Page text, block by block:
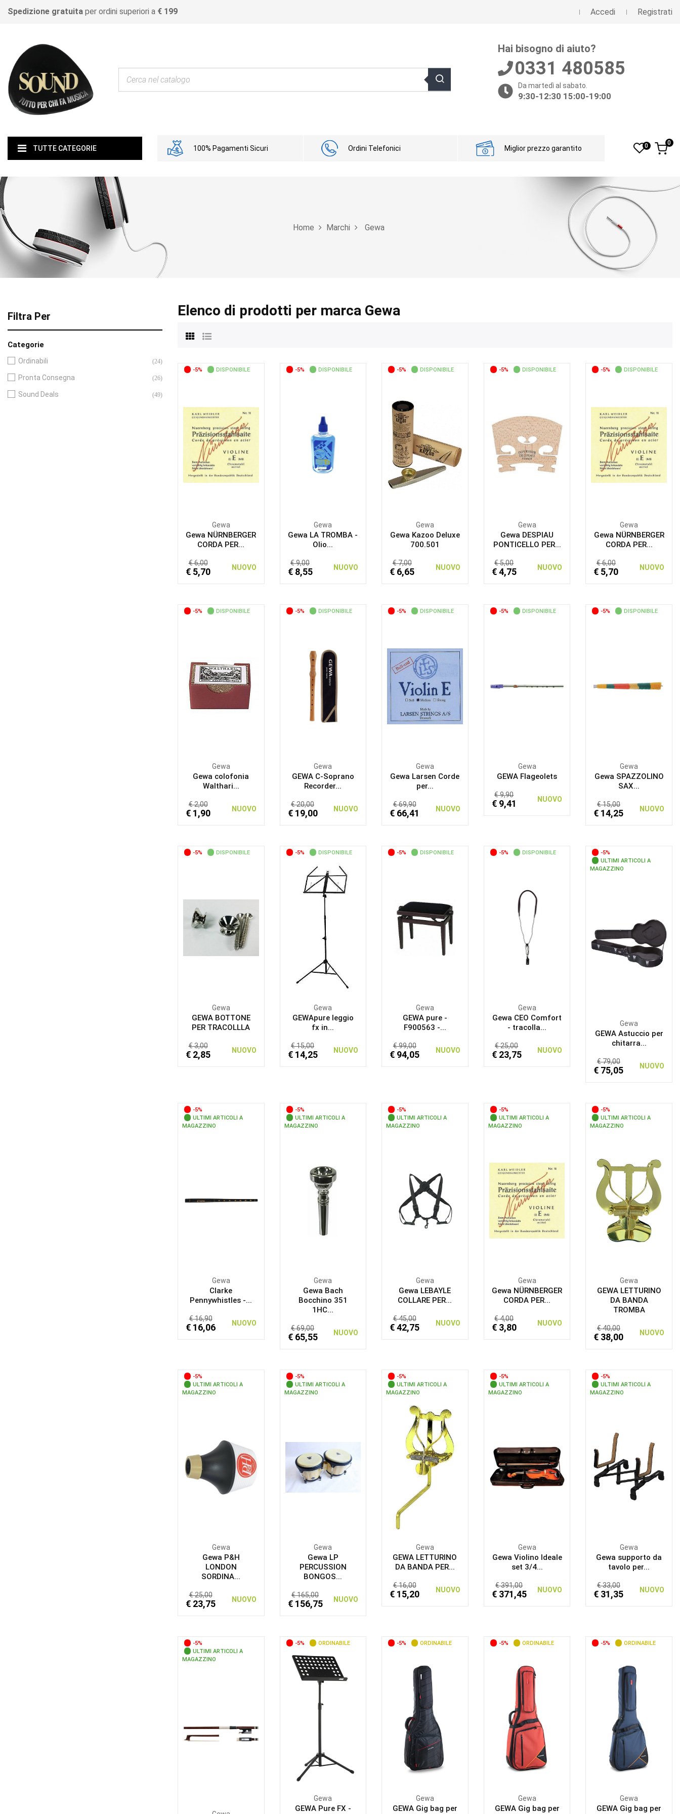
Spedizione gratuita per ordini superiori a € 199 Accedi Registrati
Hai bisogno di aiuto?
0331 480585
Da martedì al sabato.
9:30-12:30 15:00-19:00
TUTTE CATEGORIE 100% Pagamenti Sicuri Ordini Telefonici Miglior prezzo garantito 0 0
Home Marchi Gewa
Filtra Per
Categorie
Ordinabili (24)
Pronta Consegna (26)
Sound Deals (49)
Elenco di prodotti per marca Gewa
-5% DISPONIBILE
Gewa
Gewa NÜRNBERGER
CORDA PER...
€ 6,00
€ 5,70 NUOVO
-5% DISPONIBILE
Gewa
Gewa LA TROMBA -
Olio...
€ 9,00
€ 8,55 NUOVO
-5% DISPONIBILE
Gewa
Gewa Kazoo Deluxe
700.501
€ 7,00
€ 6,65 NUOVO
-5% DISPONIBILE
Gewa
Gewa DESPIAU
PONTICELLO PER...
€ 5,00
€ 4,75 NUOVO
-5% DISPONIBILE
Gewa
Gewa NÜRNBERGER
CORDA PER...
€ 6,00
€ 5,70 NUOVO
-5% DISPONIBILE
Gewa
Gewa colofonia
Walthari...
€ 2,00
€ 1,90 NUOVO
-5% DISPONIBILE
Gewa
GEWA C-Soprano
Recorder...
€ 20,00
€ 19,00 NUOVO
-5% DISPONIBILE
Gewa
Gewa Larsen Corde
per...
€ 69,90
€ 66,41 NUOVO
-5% DISPONIBILE
Gewa
GEWA Flageolets
€ 9,90
€ 9,41 NUOVO
-5% DISPONIBILE
Gewa
Gewa SPAZZOLINO
SAX...
€ 15,00
€ 14,25 NUOVO
-5% DISPONIBILE
Gewa
GEWA BOTTONE
PER TRACOLLLA
€ 3,00
€ 2,85 NUOVO
-5% DISPONIBILE
Gewa
GEWApure leggio
fx in...
€ 15,00
€ 14,25 NUOVO
-5% DISPONIBILE
Gewa
GEWA pure -
F900563 -...
€ 99,00
€ 94,05 NUOVO
-5% DISPONIBILE
Gewa
Gewa CEO Comfort
- tracolla...
€ 25,00
€ 23,75 NUOVO
-5%
ULTIMI ARTICOLI A
MAGAZZINO
Gewa
GEWA Astuccio per
chitarra...
€ 79,00
€ 75,05 NUOVO
-5%
ULTIMI ARTICOLI A
MAGAZZINO
Gewa
Clarke
Pennywhistles -...
€ 16,90
€ 16,06 NUOVO
-5%
ULTIMI ARTICOLI A
MAGAZZINO
Gewa
Gewa Bach
Bocchino 351
1HC...
€ 69,00
€ 65,55 NUOVO
-5%
ULTIMI ARTICOLI A
MAGAZZINO
Gewa
Gewa LEBAYLE
COLLARE PER...
€ 45,00
€ 42,75 NUOVO
-5%
ULTIMI ARTICOLI A
MAGAZZINO
Gewa
Gewa NÜRNBERGER
CORDA PER...
€ 4,00
€ 3,80 NUOVO
-5%
ULTIMI ARTICOLI A
MAGAZZINO
Gewa
GEWA LETTURINO
DA BANDA
TROMBA
€ 40,00
€ 38,00 NUOVO
-5%
ULTIMI ARTICOLI A
MAGAZZINO
Gewa
Gewa P&H
LONDON
SORDINA...
€ 25,00
€ 23,75 NUOVO
-5%
ULTIMI ARTICOLI A
MAGAZZINO
Gewa
Gewa LP
PERCUSSION
BONGOS...
€ 165,00
€ 156,75 NUOVO
-5%
ULTIMI ARTICOLI A
MAGAZZINO
Gewa
GEWA LETTURINO
DA BANDA PER...
€ 16,00
€ 15,20 NUOVO
-5%
ULTIMI ARTICOLI A
MAGAZZINO
Gewa
Gewa Violino Ideale
set 3/4...
€ 391,00
€ 371,45 NUOVO
-5%
ULTIMI ARTICOLI A
MAGAZZINO
Gewa
Gewa supporto da
tavolo per...
€ 33,00
€ 31,35 NUOVO
-5%
ULTIMI ARTICOLI A
MAGAZZINO
-5% ORDINABILE
Gewa
GEWA Pure FX -
-5% ORDINABILE
Gewa
GEWA Gig bag per
-5% ORDINABILE
Gewa
GEWA Gig bag per
-5% ORDINABILE
Gewa
GEWA Gig bag per